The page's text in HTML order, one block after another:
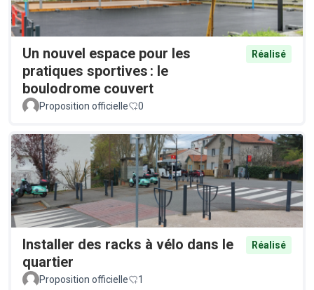
Un nouvel espace pour les
pratiques sportives : le
boulodrome couvert
Réalisé
Proposition officielle 0
Installer des racks à vélo dans le
quartier
Réalisé
Proposition officielle 1